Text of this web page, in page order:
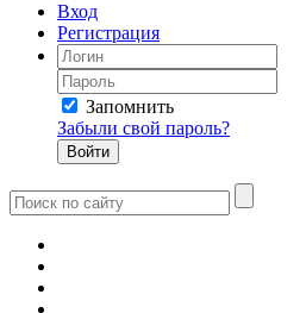
Вход
Регистрация
Запомнить
Забыли свой пароль?